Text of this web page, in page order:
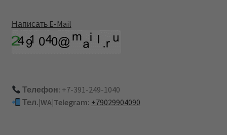
Написать E-Mail
Телефон: +7-391-249-1040
Тел.|WA|Telegram: +79029904090